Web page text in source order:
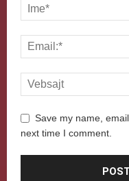
Save my name,
next time I comment.